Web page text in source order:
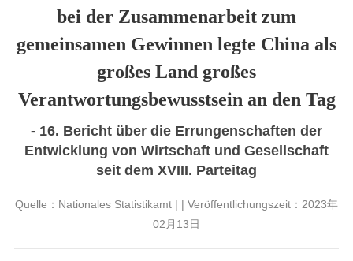
bei der Zusammenarbeit zum
gemeinsamen Gewinnen legte China als
großes Land großes
Verantwortungsbewusstsein an den Tag
- 16. Bericht über die Errungenschaften der
Entwicklung von Wirtschaft und Gesellschaft
seit dem XVIII. Parteitag
Quelle：Nationales Statistikamt | | Veröffentlichungszeit：2023年
02月13日